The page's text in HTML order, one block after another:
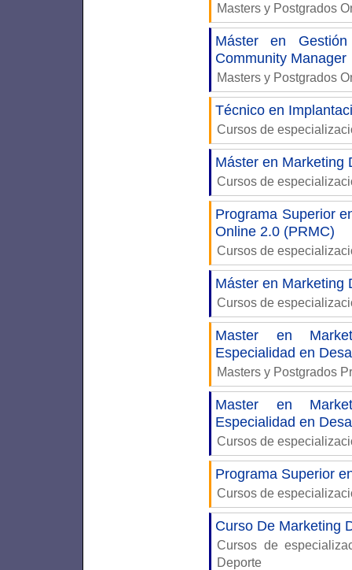
Masters y Postgrados
Máster en
Community Manager
Masters y Postgrados
Técnico en
Cursos de
Máster en Marketing
Cursos de
Programa Superior
Online 2.0 (PRMC)
Cursos de
Máster en Marketing
Cursos de
Master en
Especialidad en
Masters y Postgrados
Master en
Especialidad en
Cursos de
Programa Superior
Cursos de
Curso De Marketing
Cursos de
Deporte